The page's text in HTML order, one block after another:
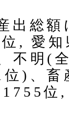
出総
, 愛
不明(
)、畜
位